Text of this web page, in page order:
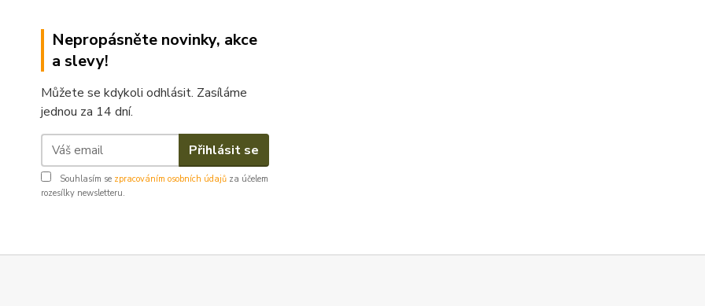
Nepropásněte novinky, akce
a slevy!
Můžete se kdykoli odhlásit. Zasíláme
jednou za 14 dní.
Přihlásit se
Souhlasím se zpracováním osobních údajů za účelem
rozesílky newsletteru.